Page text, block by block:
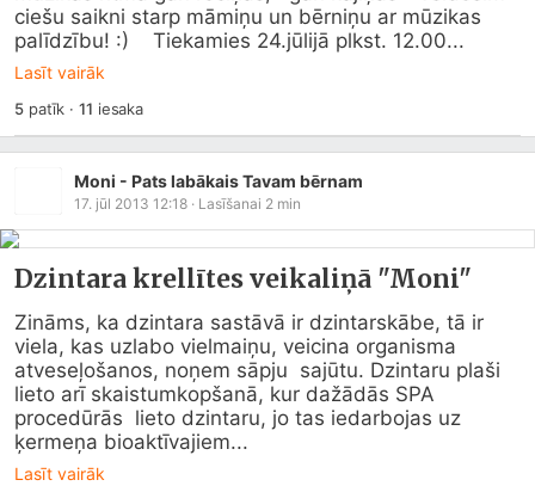
ciešu saikni starp māmiņu un bērniņu ar mūzikas
palīdzību! :)    Tiekamies 24.jūlijā plkst. 12.00...
Lasīt vairāk
5patīk ·11 iesaka
Moni - Pats labākais Tavam bērnam
17. jūl 2013 12:18 · Lasīšanai 2 min
Dzintara krellītes veikaliņā "Moni"
Zināms, ka dzintara sastāvā ir dzintarskābe, tā ir
viela, kas uzlabo vielmaiņu, veicina organisma
atveseļošanos, noņem sāpju  sajūtu. Dzintaru plaši
lieto arī skaistumkopšanā, kur dažādās SPA
procedūrās  lieto dzintaru, jo tas iedarbojas uz
ķermeņa bioaktīvajiem...
Lasīt vairāk